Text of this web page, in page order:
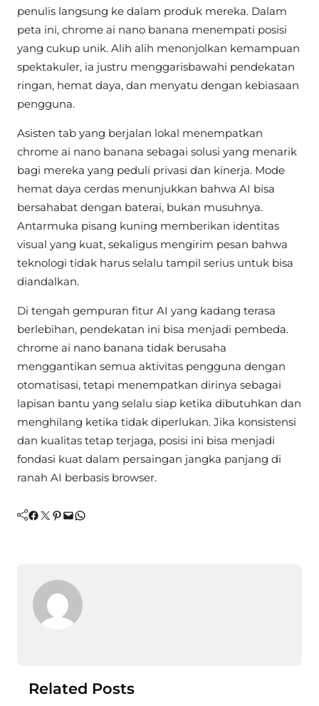
penulis langsung ke dalam produk mereka. Dalam
peta ini, chrome ai nano banana menempati posisi
yang cukup unik. Alih alih menonjolkan kemampuan
spektakuler, ia justru menggarisbawahi pendekatan
ringan, hemat daya, dan menyatu dengan kebiasaan
pengguna.
Asisten tab yang berjalan lokal menempatkan
chrome ai nano banana sebagai solusi yang menarik
bagi mereka yang peduli privasi dan kinerja. Mode
hemat daya cerdas menunjukkan bahwa AI bisa
bersahabat dengan baterai, bukan musuhnya.
Antarmuka pisang kuning memberikan identitas
visual yang kuat, sekaligus mengirim pesan bahwa
teknologi tidak harus selalu tampil serius untuk bisa
diandalkan.
Di tengah gempuran fitur AI yang kadang terasa
berlebihan, pendekatan ini bisa menjadi pembeda.
chrome ai nano banana tidak berusaha
menggantikan semua aktivitas pengguna dengan
otomatisasi, tetapi menempatkan dirinya sebagai
lapisan bantu yang selalu siap ketika dibutuhkan dan
menghilang ketika tidak diperlukan. Jika konsistensi
dan kualitas tetap terjaga, posisi ini bisa menjadi
fondasi kuat dalam persaingan jangka panjang di
ranah AI berbasis browser.
Facebook Twitter Pinterest Mail WhatsApp
Related Posts